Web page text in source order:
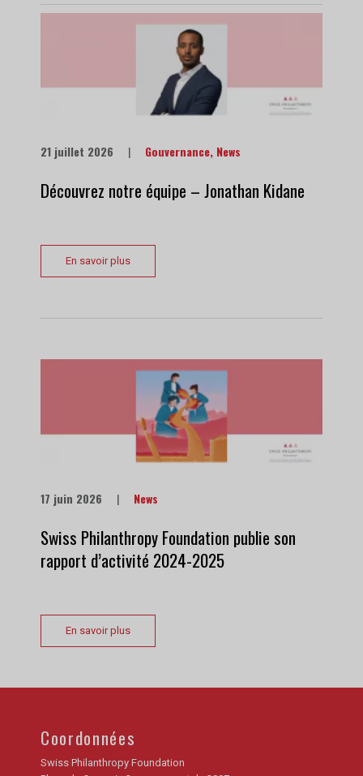
21 juillet 2026 | Gouvernance, News
Découvrez notre équipe – Jonathan Kidane
En savoir plus
17 juin 2026 | News
Swiss Philanthropy Foundation publie son
rapport d’activité 2024-2025
En savoir plus
Coordonnées
Swiss Philanthropy Foundation